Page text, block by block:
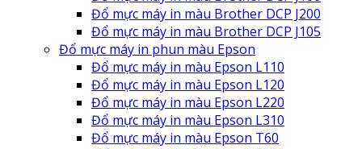
Đổ mực máy in màu Brother DCP J200
Đổ mực máy in màu Brother DCP J105
Đổ mực máy in phun màu Epson
Đổ mực máy in màu Epson L110
Đổ mực máy in màu Epson L120
Đổ mực máy in màu Epson L220
Đổ mực máy in màu Epson L310
Đổ mực máy in màu Epson T60